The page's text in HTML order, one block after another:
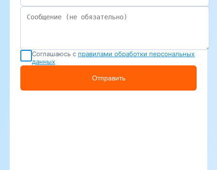
Соглашаюсь с правилами обработки персональных
данных
Отправить